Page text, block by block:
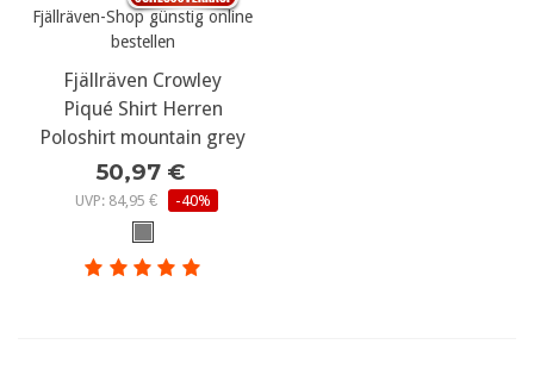
Fjällräven Crowley
Piqué Shirt Herren
Poloshirt mountain grey
50,97 €
UVP: 84,95 € -40%